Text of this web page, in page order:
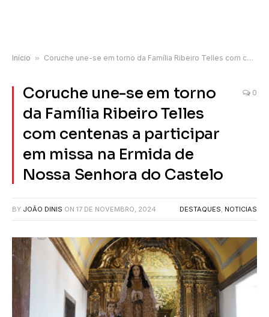
Início » Coruche une-se em torno da Família Ribeiro Telles com centenas a participar em missa na Ermida de Nossa Senhora do Castelo
Coruche une-se em torno
da Família Ribeiro Telles
com centenas a participar
em missa na Ermida de
Nossa Senhora do Castelo
0
BY JOÃO DINIS ON 17 DE NOVEMBRO, 2024 DESTAQUES, NOTICIAS